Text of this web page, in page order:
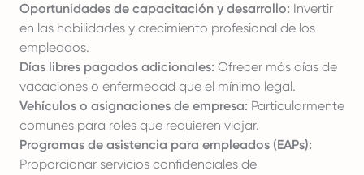
Oportunidades de capacitación y desarrollo: Invertir
en las habilidades y crecimiento profesional de los
empleados.
Días libres pagados adicionales: Ofrecer más días de
vacaciones o enfermedad que el mínimo legal.
Vehículos o asignaciones de empresa: Particularmente
comunes para roles que requieren viajar.
Programas de asistencia para empleados (EAPs):
Proporcionar servicios confidenciales de